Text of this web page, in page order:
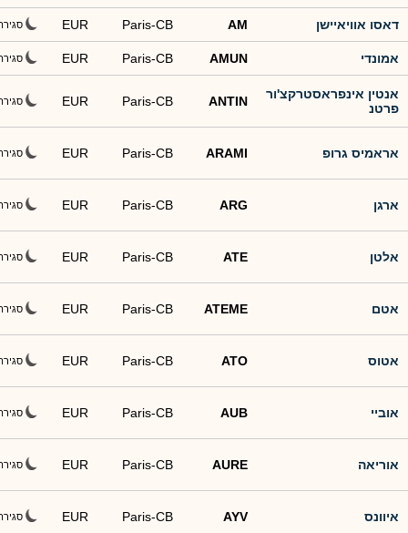
דאסו אוויאיישן AM
Paris-CB
EUR
אמונדי AMUN
Paris-CB
EUR
אנטין אינפראסטרקצ'ור
פרטנ
ANTIN
Paris-CB
EUR
אראמיס גרופ ARAMI
Paris-CB
EUR
ארגן ARG
Paris-CB
EUR
אלטן ATE
Paris-CB
EUR
אטם ATEME
Paris-CB
EUR
אטוס ATO
Paris-CB
EUR
אוביי AUB
Paris-CB
EUR
אוריאה AURE
Paris-CB
EUR
איוונס AYV
Paris-CB
EUR